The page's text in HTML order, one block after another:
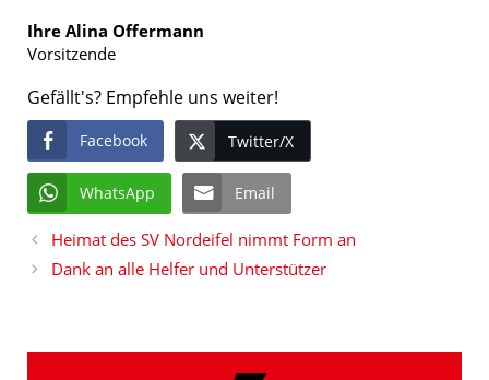
Ihre Alina Offermann
Vorsitzende
Gefällt's? Empfehle uns weiter!
Facebook Twitter/X
WhatsApp Email
Heimat des SV Nordeifel nimmt Form an
Dank an alle Helfer und Unterstützer